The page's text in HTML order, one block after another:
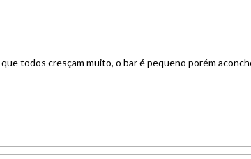
todos cresçam muito, o bar é pequeno porém